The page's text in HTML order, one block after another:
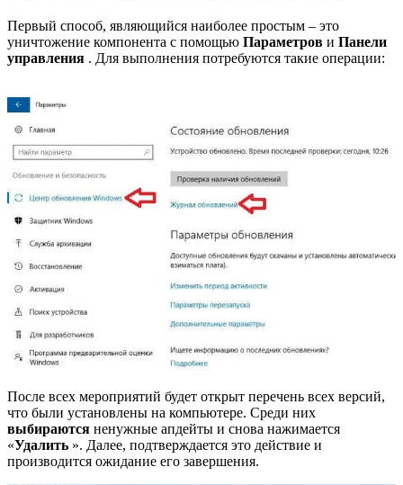
Первый способ, являющийся наиболее простым – это
уничтожение компонента с помощью Параметров и Панели
управления . Для выполнения потребуются такие операции:
После всех мероприятий будет открыт перечень всех версий,
что были установлены на компьютере. Среди них
выбираются ненужные апдейты и снова нажимается
«Удалить ». Далее, подтверждается это действие и
производится ожидание его завершения.